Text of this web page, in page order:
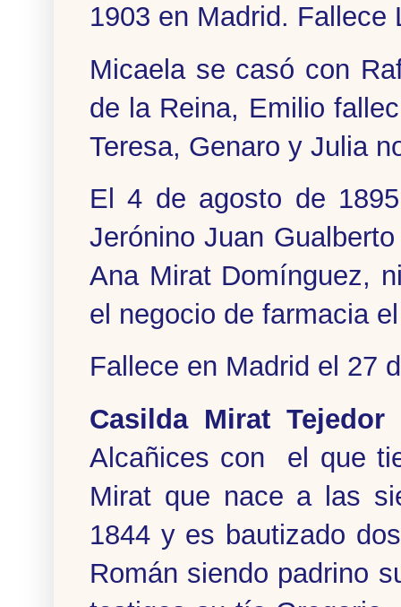
1903 en Madrid.
Micaela se casó con
de la Reina, Emilio
Teresa, Genaro y Julia
El 4 de agosto de
Jerónino Juan
Ana Mirat Domínguez,
el negocio de farmacia
Fallece en Madrid el 27
Casilda Mirat Tejedor
Alcañices con el que
Mirat que nace a las
1844 y es bautizado
Román siendo padrino